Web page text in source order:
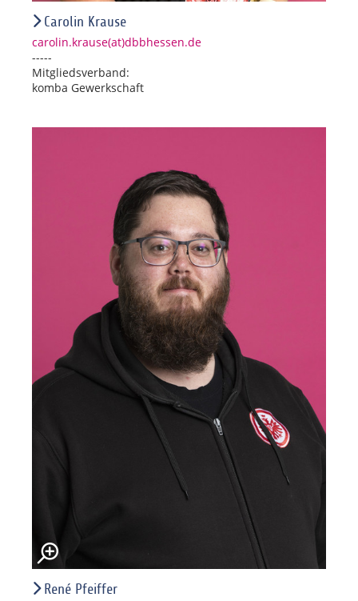
Carolin Krause
carolin.krause(at)dbbhessen.de
-----
Mitgliedsverband:
komba Gewerkschaft
René Pfeiffer